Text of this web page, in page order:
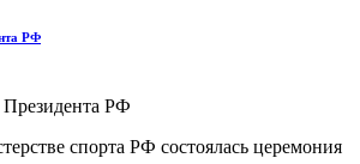
РФ
спорта РФ состоялась церемония